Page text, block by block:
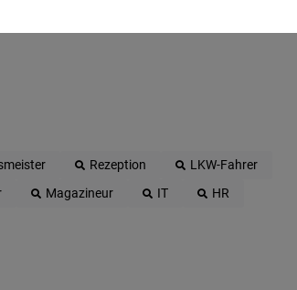
Rezeption
LKW-Fahrer
Magazineur IT
HR